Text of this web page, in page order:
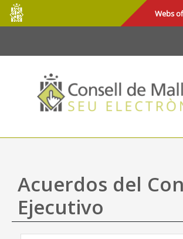
Saltar al contenido principal
Consell
de
Mallorca
Webs
Acuerdos del
Ejecutivo